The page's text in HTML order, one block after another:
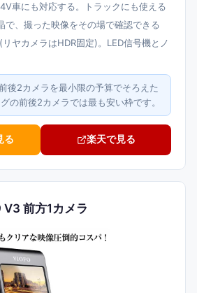
車にも対応する。トラックにも使える
で、撮った映像をその場で確認できる
リヤカメラはHDR固定)。LED信号機とノ
後2カメラを最小限の予算でそろえた
の前後2カメラでは最も安い枠です。
る 楽天で見る
V3 前方1カメラ